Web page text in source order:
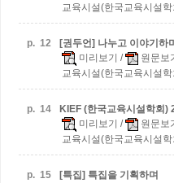
교육시설(한국교육시설
p. 12
[권두언] 나누고 이야기하
미리보기 / 원문보
교육시설(한국교육시설
p. 14
KIEF (한국교육시설학회)
미리보기 / 원문보
교육시설(한국교육시설
p. 15
[특집] 특집을 기획하며